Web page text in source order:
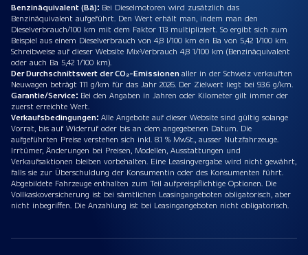
Benzinäquivalent (Bä): Bei Dieselmotoren wird zusätzlich das
Benzinäquivalent aufgeführt. Den Wert erhält man, indem man den
Dieselverbrauch/100 km mit dem Faktor 113 multipliziert. So ergibt sich zum
Beispiel aus einem Dieselverbrauch von 4,8 l/100 km ein Ba von 5,42 1/100 km.
Schreibweise auf dieser Website Mix-Verbrauch 4,8 1/100 km (Benzinäquivalent
oder auch Ba 5,42 1/100 km).
Der Durchschnittswert der CO₂-Emissionenaller in der Schweiz verkauften
Neuwagen beträgt 111 g/km für das Jahr 2026. Der Zielwert liegt bei 93.6 g/km.
Garantie/Service: Bei den Angaben in Jahren oder Kilometer gilt immer der
zuerst erreichte Wert.
Verkaufsbedingungen: Alle Angebote auf dieser Website sind gültig solange
Vorrat, bis auf Widerruf oder bis an dem angegebenen Datum. Die
aufgeführten Preise verstehen sich inkl. 8.1 % MwSt., ausser Nutzfahrzeuge.
Irrtümer, Änderungen bei Preisen, Modellen, Ausstattungen und
Verkaufsaktionen bleiben vorbehalten. Eine Leasingvergabe wird nicht gewährt,
falls sie zur Überschuldung der Konsumentin oder des Konsumenten führt.
Abgebildete Fahrzeuge enthalten zum Teil aufpreispflichtige Optionen. Die
Vollkaskoversicherung ist bei sämtlichen Leasingangeboten obligatorisch, aber
nicht inbegriffen. Die Anzahlung ist bei Leasingangeboten nicht obligatorisch.